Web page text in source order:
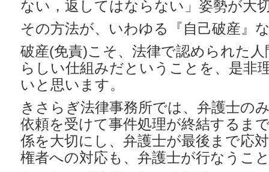
ない，返してはならない」姿勢が大
その方法が、いわゆる『自己破産』
破産(免責)こそ、法律で認められた
らしい仕組みだということを、是非
いと思います。
きさらぎ法律事務所では、弁護士の
依頼を受けて事件処理が終結するま
係を大切にし、弁護士が最後まで応
権者への対応も、弁護士が行なうこ